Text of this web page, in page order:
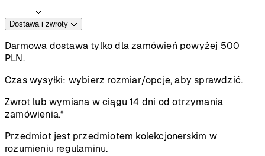
Dostawa i zwroty
Darmowa dostawa tylko dla zamówień powyżej 500
PLN.
Czas wysyłki: wybierz rozmiar/opcje, aby sprawdzić.
Zwrot lub wymiana w ciągu 14 dni od otrzymania
zamówienia.*
Przedmiot jest przedmiotem kolekcjonerskim w
rozumieniu regulaminu.